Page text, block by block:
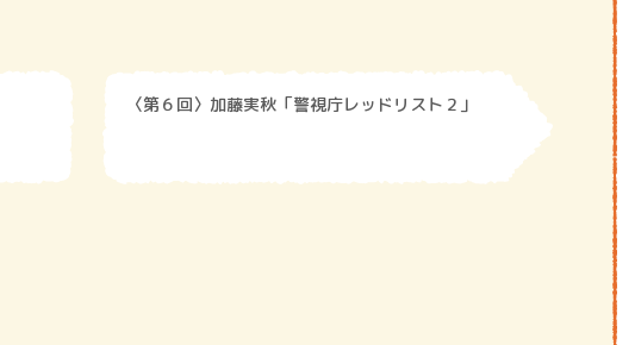
〈第６回〉加藤実秋「警視庁レッドリスト２」